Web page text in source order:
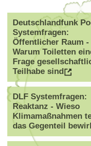
Deutschlandfunk
Systemfragen:
Öffentlicher Raum -
Warum Toiletten
Frage
Teilhabe sind
DLF Systemfragen:
Reaktanz - Wieso
Klimamaßnahmen
das Gegenteil